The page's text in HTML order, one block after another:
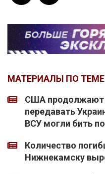
МАТЕРИАЛЫ ПО ТЕМЕ
США продолжают
передавать
ВСУ могли бить
Количество
Нижнекамску